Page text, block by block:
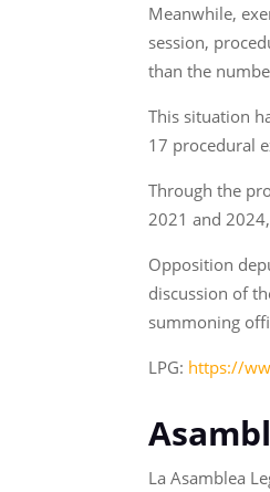
Meanwhile,
session,
than the
This situation
17 procedural
Through the
2021 and
Opposition
discussion of
summoning
LPG: https://
La Asamblea